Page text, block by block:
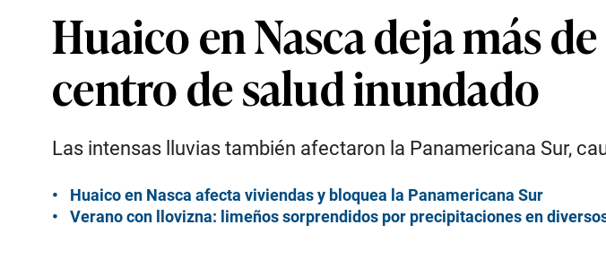
Huaico en Nasca deja más
centro de salud inundado
Las intensas lluvias también afectaron la Panamericana Sur,
Huaico en Nasca afecta viviendas y bloquea la Panamericana Sur
Verano con llovizna: limeños sorprendidos por precipitaciones en